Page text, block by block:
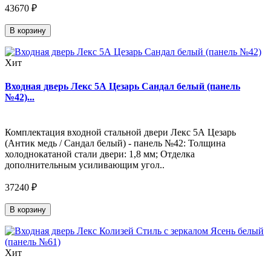
43670 ₽
В корзину
Хит
Входная дверь Лекс 5А Цезарь Сандал белый (панель
№42)...
Комплектация входной стальной двери Лекс 5А Цезарь
(Антик медь / Сандал белый) - панель №42: Толщина
холоднокатаной стали двери: 1,8 мм; Отделка
дополнительным усиливающим угол..
37240 ₽
В корзину
Хит